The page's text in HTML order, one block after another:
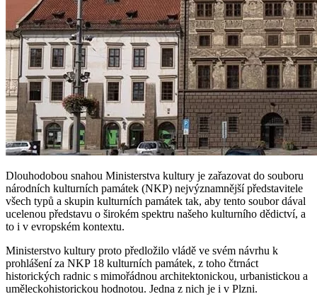
Dlouhodobou snahou Ministerstva kultury je zařazovat do souboru
národních kulturních památek (NKP) nejvýznamnější představitele
všech typů a skupin kulturních památek tak, aby tento soubor dával
ucelenou představu o širokém spektru našeho kulturního dědictví, a
to i v evropském kontextu.
Ministerstvo kultury proto předložilo vládě ve svém návrhu k
prohlášení za NKP 18 kulturních památek, z toho čtrnáct
historických radnic s mimořádnou architektonickou, urbanistickou a
uměleckohistorickou hodnotou. Jedna z nich je i v Plzni.